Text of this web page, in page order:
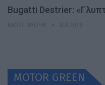
Bugatti Destrier:
MOTOR GREEN